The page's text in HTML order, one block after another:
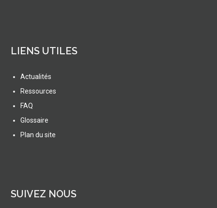
LIENS UTILES
Actualités
Ressources
FAQ
Glossaire
Plan du site
SUIVEZ NOUS